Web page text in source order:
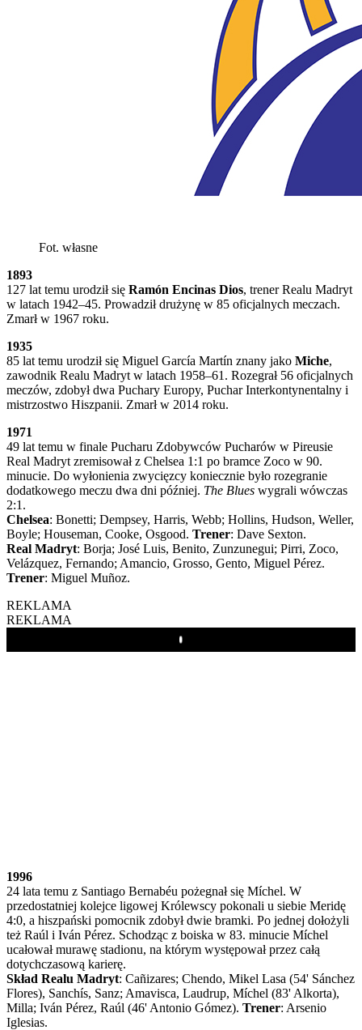
Fot. własne
1893
127 lat temu urodził się Ramón Encinas Dios, trener Realu Madryt
w latach 1942–45. Prowadził drużynę w 85 oficjalnych meczach.
Zmarł w 1967 roku.
1935
85 lat temu urodził się Miguel García Martín znany jako Miche,
zawodnik Realu Madryt w latach 1958–61. Rozegrał 56 oficjalnych
meczów, zdobył dwa Puchary Europy, Puchar Interkontynentalny i
mistrzostwo Hiszpanii. Zmarł w 2014 roku.
1971
49 lat temu w finale Pucharu Zdobywców Pucharów w Pireusie
Real Madryt zremisował z Chelsea 1:1 po bramce Zoco w 90.
minucie. Do wyłonienia zwycięzcy koniecznie było rozegranie
dodatkowego meczu dwa dni później. The Blues wygrali wówczas
2:1.
Chelsea: Bonetti; Dempsey, Harris, Webb; Hollins, Hudson, Weller,
Boyle; Houseman, Cooke, Osgood. Trener: Dave Sexton.
Real Madryt: Borja; José Luis, Benito, Zunzunegui; Pirri, Zoco,
Velázquez, Fernando; Amancio, Grosso, Gento, Miguel Pérez.
Trener: Miguel Muñoz.
REKLAMA
REKLAMA
Play
1996
24 lata temu z Santiago Bernabéu pożegnał się Míchel. W
przedostatniej kolejce ligowej Królewscy pokonali u siebie Meridę
4:0, a hiszpański pomocnik zdobył dwie bramki. Po jednej dołożyli
też Raúl i Iván Pérez. Schodząc z boiska w 83. minucie Míchel
ucałował murawę stadionu, na którym występował przez całą
dotychczasową karierę.
Skład Realu Madryt: Cañizares; Chendo, Mikel Lasa (54' Sánchez
Flores), Sanchís, Sanz; Amavisca, Laudrup, Míchel (83' Alkorta),
Milla; Iván Pérez, Raúl (46' Antonio Gómez). Trener: Arsenio
Iglesias.